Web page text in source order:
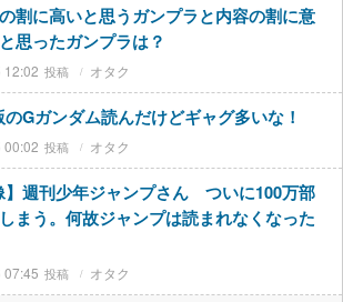
割に高いと思うガンプラと内容の割に意
思ったガンプラは？
12:02 オタク
Gガンダム読んだけどギャグ多いな！
00:02 オタク
】週刊少年ジャンプさん ついに100万部
まう。何故ジャンプは読まれなくなった
07:45 オタク